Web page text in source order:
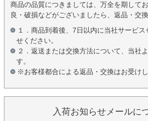
商品の品質につきましては、万全を期して
良・破損などがございましたら、返品・交換
１．商品到着後、7日以内に当社サービ
せください。
２．返送または交換方法について、当社
す。
※お客様都合による返品・交換はお受け
入荷お知らせメールに